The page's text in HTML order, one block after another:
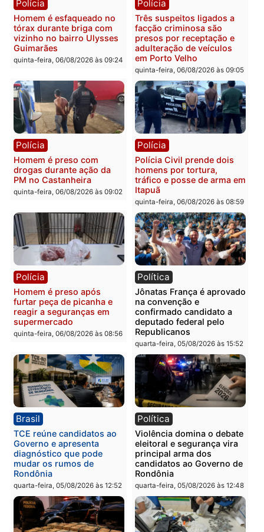
quinta-feira, 06/08/2026 às 20:51
mandato da prefeita de
Pimenta Bueno
quinta-feira, 06/08/2026 às
Polícia
Policiais militares
recuperam moto furtada e
prendem trio na zona
Leste
quinta-feira, 06/08/2026 às 09:28
Polícia
Jovem é encontrado
na Rua dos Cravos e
é investigado pela
em RO
quinta-feira, 06/08/2026 às
Polícia
Homem é esfaqueado no
tórax durante briga com
vizinho no bairro Ulysses
Guimarães
quinta-feira, 06/08/2026 às 09:24
Polícia
Três suspeitos ligados a
facção criminosa são
presos por receptação e
adulteração de veículos
em Porto Velho
quinta-feira, 06/08/2026 às
Polícia
Homem é preso com
drogas durante ação da
PM no Castanheira
quinta-feira, 06/08/2026 às 09:02
Polícia
Polícia Civil prende dois
homens por tortura,
tráfico e posse de arma
Itapuã
quinta-feira, 06/08/2026 às